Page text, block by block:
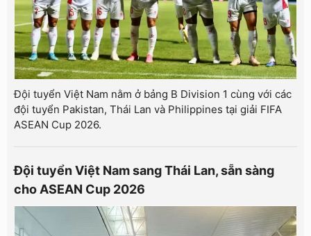
Đội tuyển Việt Nam nằm ở bảng B Division 1 cùng với các
đội tuyển Pakistan, Thái Lan và Philippines tại giải FIFA
ASEAN Cup 2026.
Đội tuyển Việt Nam sang Thái Lan, sẵn sàng
cho ASEAN Cup 2026